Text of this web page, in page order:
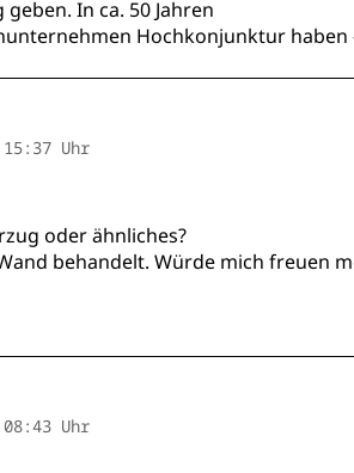
In ca. 50 Jahren
Hochkonjunktur haben
Uhr
oder ähnliches?
behandelt. Würde mich freuen
Uhr